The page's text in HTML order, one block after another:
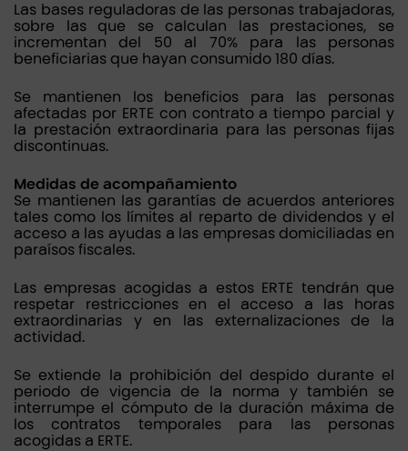
Las bases reguladoras de las personas trabajadoras,
sobre las que se calculan las prestaciones, se
incrementan del 50 al 70% para las personas
beneficiarias que hayan consumido 180 días.
Se mantienen los beneficios para las personas
afectadas por ERTE con contrato a tiempo parcial y
la prestación extraordinaria para las personas fijas
discontinuas.
Medidas de acompañamiento
Se mantienen las garantías de acuerdos anteriores
tales como los límites al reparto de dividendos y el
acceso a las ayudas a las empresas domiciliadas en
paraísos fiscales.
Las empresas acogidas a estos ERTE tendrán que
respetar restricciones en el acceso a las horas
extraordinarias y en las externalizaciones de la
actividad.
Se extiende la prohibición del despido durante el
periodo de vigencia de la norma y también se
interrumpe el cómputo de la duración máxima de
los contratos temporales para las personas
acogidas a ERTE.